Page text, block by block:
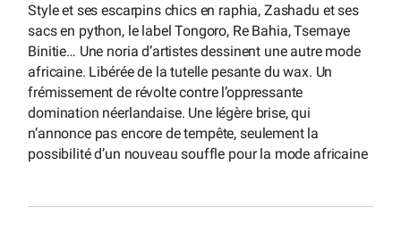
Style et ses escarpins chics en raphia, Zashadu et ses
sacs en python, le label Tongoro, Re Bahia, Tsemaye
Binitie… Une noria d’artistes dessinent une autre mode
africaine. Libérée de la tutelle pesante du wax. Un
frémissement de révolte contre l’oppressante
domination néerlandaise. Une légère brise, qui
n’annonce pas encore de tempête, seulement la
possibilité d’un nouveau souffle pour la mode africaine